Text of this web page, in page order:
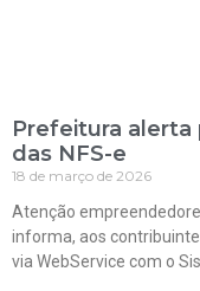
Prefeitura
das NFS-e
18 de março de 2026
Atenção
informa, aos
via WebService com o